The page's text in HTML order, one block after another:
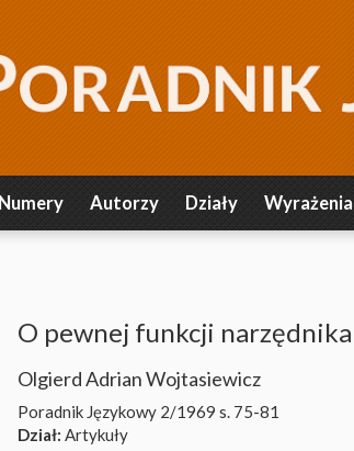
Numery Autorzy Działy Wyrażenia
O pewnej funkcji narzędnika
Olgierd Adrian Wojtasiewicz
Poradnik Językowy 2/1969 s. 75-81
Dział: Artykuły